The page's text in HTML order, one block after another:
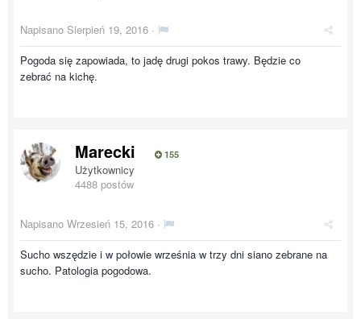
Napisano Sierpień 19, 2016 ·
Pogoda się zapowiada, to jadę drugi pokos trawy. Będzie co
zebrać na kichę.
Marecki 155
Użytkownicy
4488 postów
Napisano Wrzesień 15, 2016 ·
Sucho wszędzie i w połowie września w trzy dni siano zebrane na
sucho. Patologia pogodowa.